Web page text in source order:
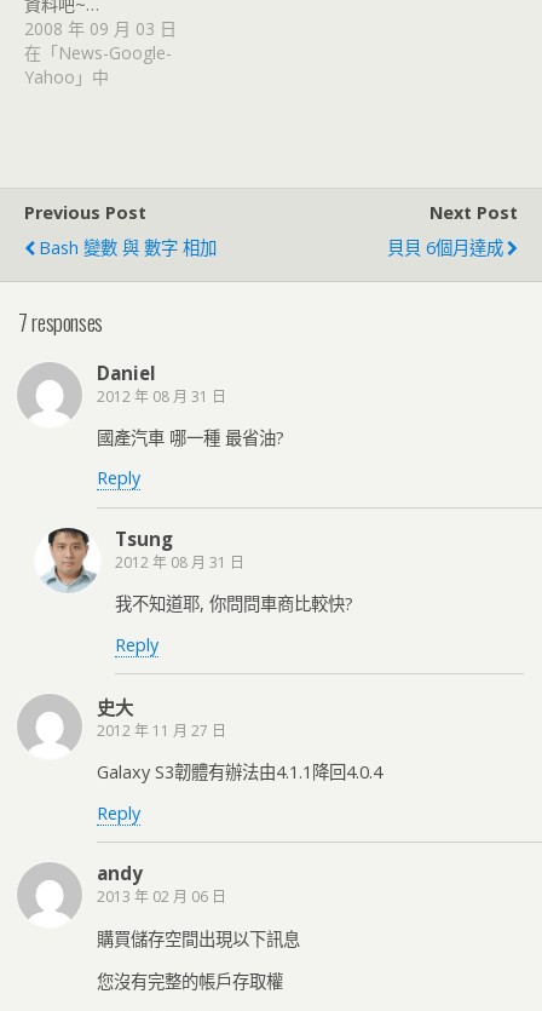
2008 年 09 月 03 日
在「News-Google-
Yahoo」中
Previous Post
Bash 變數 與 數字 相加
Next Post
貝貝 6個月達成
7 responses
Daniel
2012 年 08 月 31 日
國產汽車 哪一種 最省油?
Reply
Tsung
2012 年 08 月 31 日
我不知道耶, 你問問車商比較快?
Reply
史大
2012 年 11 月 27 日
Galaxy S3韌體有辦法由4.1.1降回4.0.4
Reply
andy
2013 年 02 月 06 日
購買儲存空間出現以下訊息
您沒有完整的帳戶存取權